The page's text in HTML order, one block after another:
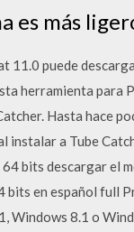
es más
11.0 puede
herramienta para
Hasta hace
instalar a Tube
bits descargar el
bits en español full
Windows 8.1 o